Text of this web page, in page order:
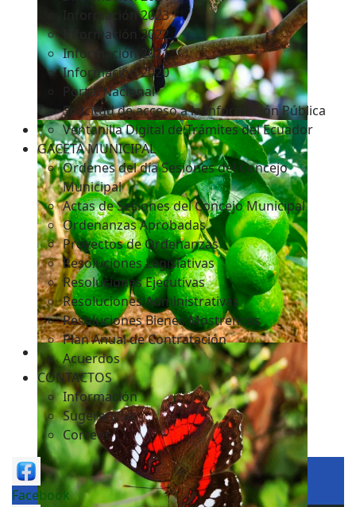
Información 2023
Información 2022
Información 2021
Información 2020
Portal Nacional
Solicitud de acceso a la Información Pública
Ventanilla Digital de Trámites del Ecuador
GACETA MUNICIPAL
Ordenes del día Sesiones del Concejo
Municipal
Actas de Sesiones del Concejo Municipal
Ordenanzas Aprobadas
Proyectos de Ordenanzas
Resoluciones Legislativas
Resoluciones Ejecutivas
Resoluciones Administrativas
Resoluciones Bienes Mostrencos
Plan Anual de Contratación
Acuerdos
CONTACTOS
Información
Sugerencias
Correos
Facebook